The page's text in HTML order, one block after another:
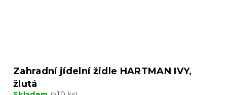
Zahradní jídelní židle HARTMAN IVY,
žlutá